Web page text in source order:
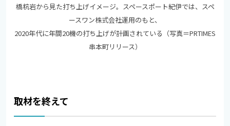
橋杭岩から見た打ち上げイメージ。スペースポート紀伊では、スペ
ースワン株式会社運用のもと、
2020年代に年間20機の打ち上げが計画されている（写真＝PRTIMES
串本町リリース）
取材を終えて